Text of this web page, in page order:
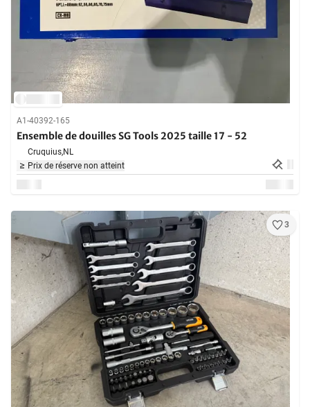
A1-40392-165
Ensemble de douilles SG Tools 2025 taille 17 - 52
Cruquius,NL
Prix de réserve non atteint
3